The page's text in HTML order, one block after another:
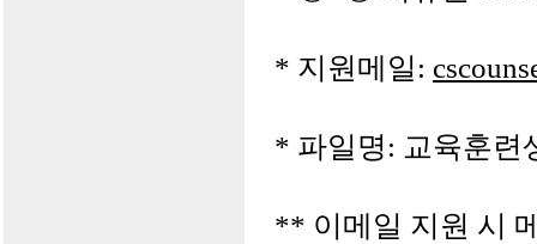
* 지원메일:
* 파일명: 교육훈련
** 이메일 지원 시